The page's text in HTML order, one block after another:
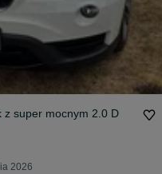
z super mocnym 2.0 D
2026